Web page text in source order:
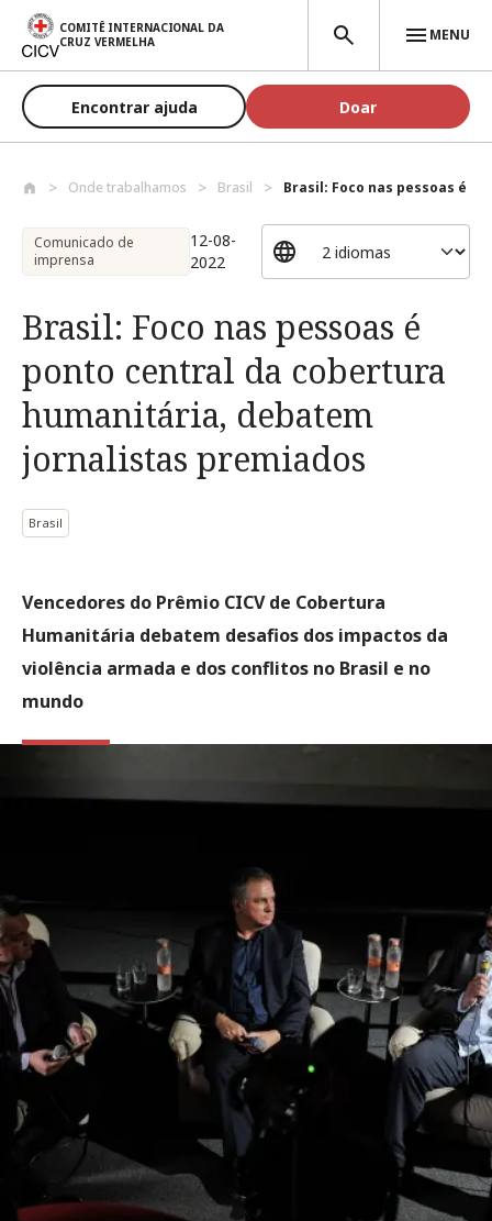
Passar para o conteúdo principal
COMITÊ INTERNACIONAL DA
CRUZ VERMELHA
MENU
Encontrar ajuda Doar
Onde trabalhamos Brasil Brasil: Foco nas pessoas é
Comunicado de
imprensa
12-08-
2022
Brasil: Foco nas pessoas é
ponto central da cobertura
humanitária, debatem
jornalistas premiados
Brasil
Vencedores do Prêmio CICV de Cobertura
Humanitária debatem desafios dos impactos da
violência armada e dos conflitos no Brasil e no
mundo